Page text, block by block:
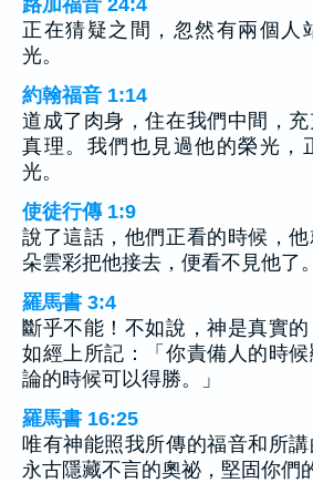
路加福音 24:4
正在猜疑之間，忽然有兩個人
光。
約翰福音 1:14
道成了肉身，住在我們中間，
真理。我們也見過他的榮光，
光。
使徒行傳 1:9
說了這話，他們正看的時候，
朵雲彩把他接去，便看不見他了。
羅馬書 3:4
斷乎不能！不如說，神是真實的
如經上所記：「你責備人的時
論的時候可以得勝。」
羅馬書 16:25
唯有神能照我所傳的福音和所
永古隱藏不言的奧祕，堅固你們